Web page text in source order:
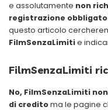
e assolutamente non
registrazione
questo articolo
FilmSenzaLimitie
FilmSenzaLimiti
No, FilmSenzaLimiti
di creditoma le pagine